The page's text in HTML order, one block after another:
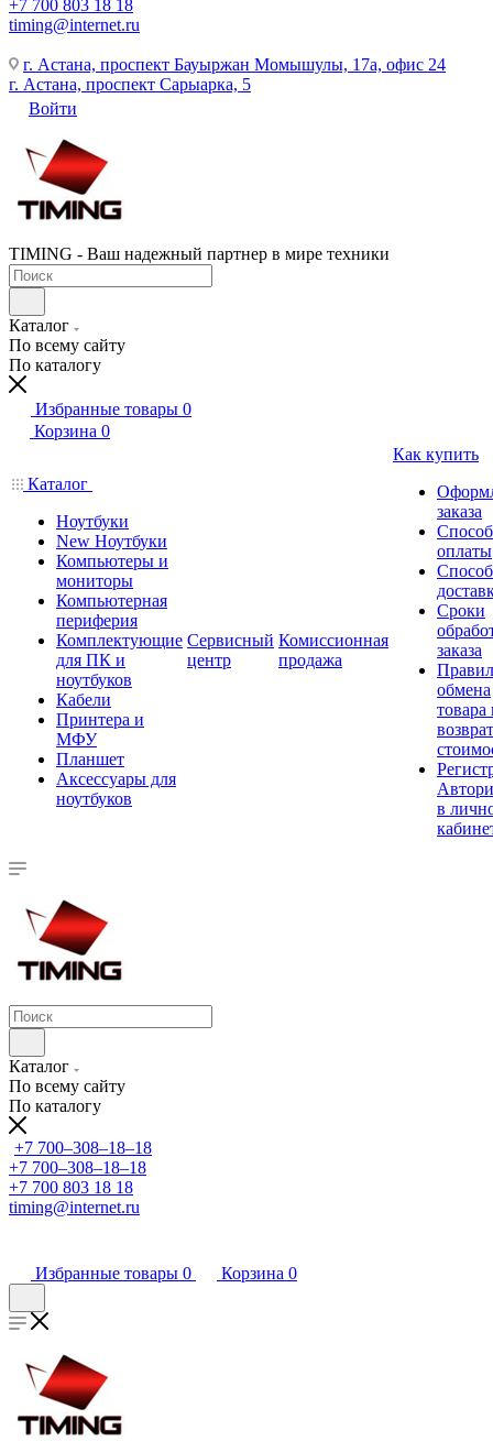
+7 700 803 18 18
timing@internet.ru
г. Астана, проспект Бауыржан Момышулы, 17а, офис 24
г. Астана, проспект Сарыарка, 5
Войти
TIMING - Ваш надежный партнер в мире техники
Каталог
По всему сайту
По каталогу
Избранные товары 0
Корзина 0
Каталог
Ноутбуки
New Ноутбуки
Компьютеры и
мониторы
Компьютерная
периферия
Комплектующие
для ПК и
ноутбуков
Кабели
Принтера и
МФУ
Планшет
Аксессуары для
ноутбуков
Сервисный
центр
Комиссионная
продажа
Как купить
заказа
оплаты
Сроки
заказа
обмена
товара
в
Каталог
По всему сайту
По каталогу
+7 700‒308‒18‒18
+7 700‒308‒18‒18
+7 700 803 18 18
timing@internet.ru
Избранные товары 0 Корзина 0